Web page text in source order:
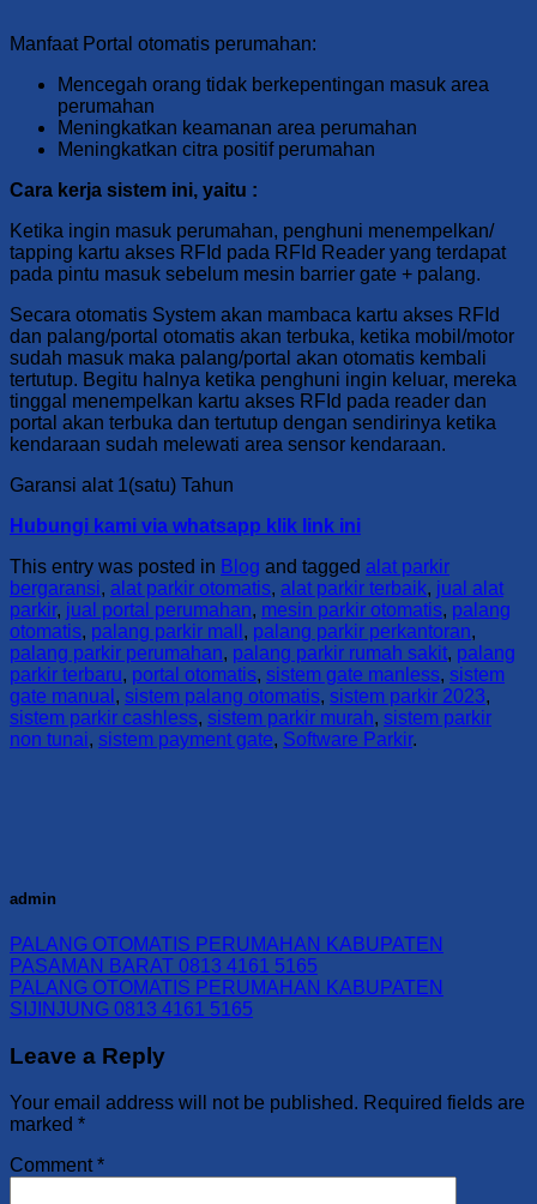
Manfaat Portal otomatis perumahan:
Mencegah orang tidak berkepentingan masuk area
perumahan
Meningkatkan keamanan area perumahan
Meningkatkan citra positif perumahan
Cara kerja sistem ini, yaitu :
Ketika ingin masuk perumahan, penghuni menempelkan/
tapping kartu akses RFId pada RFId Reader yang terdapat
pada pintu masuk sebelum mesin barrier gate + palang.
Secara otomatis System akan mambaca kartu akses RFId
dan palang/portal otomatis akan terbuka, ketika mobil/motor
sudah masuk maka palang/portal akan otomatis kembali
tertutup. Begitu halnya ketika penghuni ingin keluar, mereka
tinggal menempelkan kartu akses RFId pada reader dan
portal akan terbuka dan tertutup dengan sendirinya ketika
kendaraan sudah melewati area sensor kendaraan.
Garansi alat 1(satu) Tahun
Hubungi kami via whatsapp klik link ini
This entry was posted in Blog and tagged alat parkir
bergaransi, alat parkir otomatis, alat parkir terbaik, jual alat
parkir, jual portal perumahan, mesin parkir otomatis, palang
otomatis, palang parkir mall , palang parkir perkantoran,
palang parkir perumahan, palang parkir rumah sakit, palang
parkir terbaru, portal otomatis, sistem gate manless, sistem
gate manual , sistem palang otomatis, sistem parkir 2023,
sistem parkir cashless, sistem parkir murah, sistem parkir
non tunai, sistem payment gate, Software Parkir.
admin
PALANG OTOMATIS PERUMAHAN KABUPATEN
PASAMAN BARAT 0813 4161 5165
PALANG OTOMATIS PERUMAHAN KABUPATEN
SIJINJUNG 0813 4161 5165
Leave a Reply
Your email address will not be published. Required fields are
marked *
Comment*